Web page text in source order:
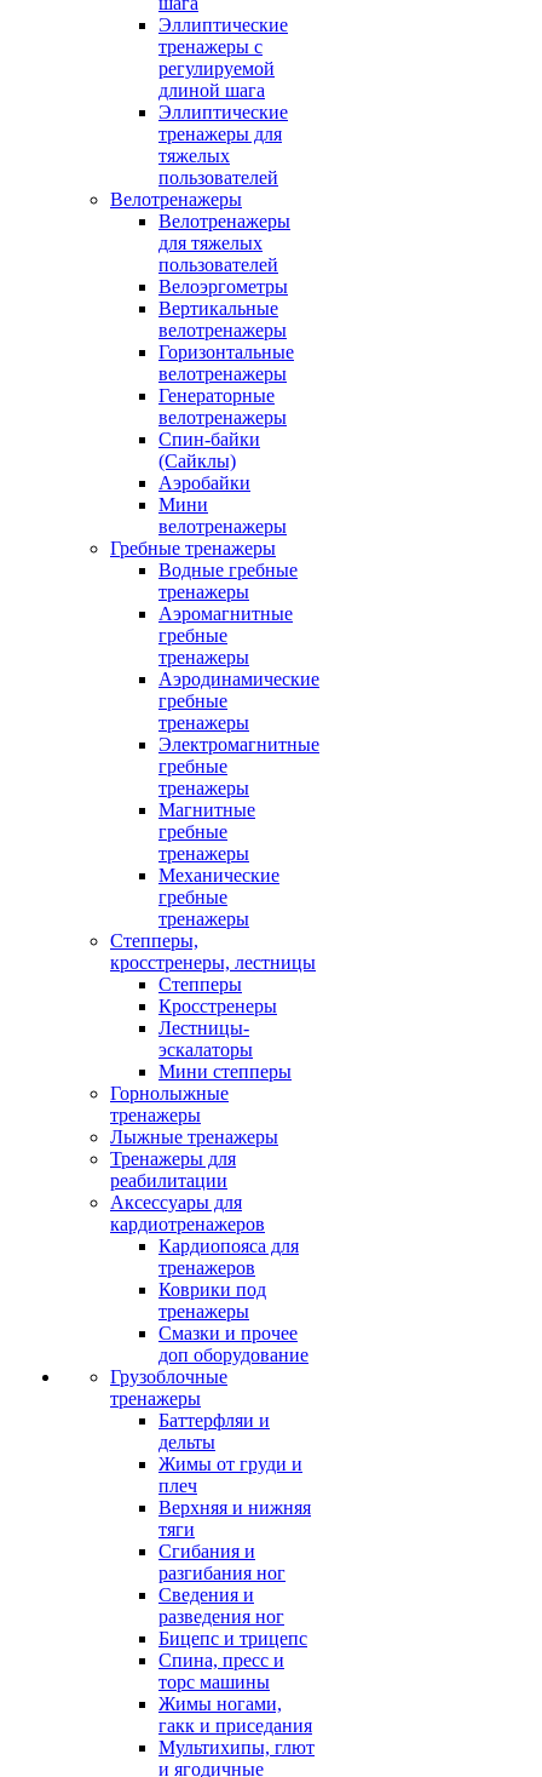
Эллиптические
тренажеры с
регулируемой
длиной шага
Эллиптические
тренажеры для
тяжелых
пользователей
Велотренажеры
Велотренажеры
для тяжелых
пользователей
Велоэргометры
Вертикальные
велотренажеры
Горизонтальные
велотренажеры
Генераторные
велотренажеры
Спин-байки
(Сайклы)
Аэробайки
Мини
велотренажеры
Гребные тренажеры
Водные гребные
тренажеры
Аэромагнитные
гребные
тренажеры
Аэродинамические
гребные
тренажеры
Электромагнитные
гребные
тренажеры
Магнитные
гребные
тренажеры
Механические
гребные
тренажеры
Степперы,
кросстренеры, лестницы
Степперы
Кросстренеры
Лестницы-
эскалаторы
Мини степперы
Горнолыжные
тренажеры
Лыжные тренажеры
Тренажеры для
реабилитации
Аксессуары для
кардиотренажеров
Кардиопояса для
тренажеров
Коврики под
тренажеры
Смазки и прочее
доп оборудование
Грузоблочные
тренажеры
Баттерфляи и
дельты
Жимы от груди и
плеч
Верхняя и нижняя
тяги
Сгибания и
разгибания ног
Сведения и
разведения ног
Бицепс и трицепс
Спина, пресс и
торс машины
Жимы ногами,
гакк и приседания
Мультихипы, глют
и ягодичные